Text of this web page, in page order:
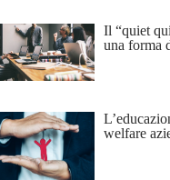
Il “quiet
una forma
welfare